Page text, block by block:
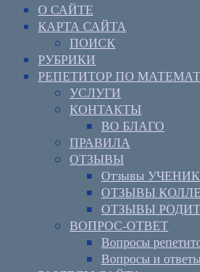
О САЙТЕ
КАРТА САЙТА
ПОИСК
РУБРИКИ
РЕПЕТИТОР ПО
УСЛУГИ
КОНТАКТЫ
ВО БЛАГО
ПРАВИЛА
ОТЗЫВЫ
Отзывы
ОТЗЫВЫ
ОТЗЫВЫ
ВОПРОС-ОТВЕТ
Вопросы
Вопросы и